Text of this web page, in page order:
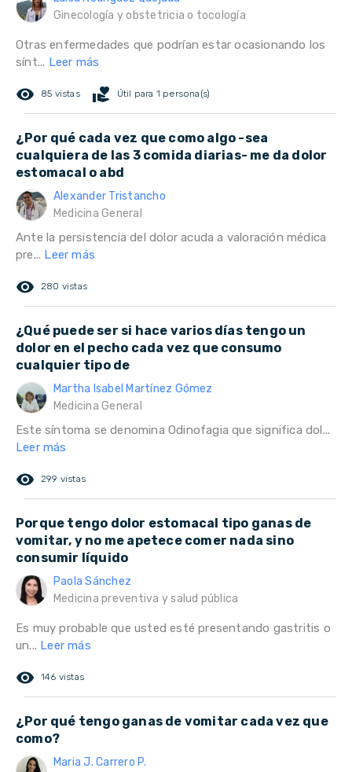
Ginecología y obstetricia o tocología
Otras enfermedades que podrían estar ocasionando los
sínt... Leer más
remove_red_eye 85 vistas volunteer_activism Útil para 1 persona(s)
¿Por qué cada vez que como algo -sea
cualquiera de las 3 comida diarias- me da dolor
estomacal o abd
Alexander Tristancho
Medicina General
Ante la persistencia del dolor acuda a valoración médica
pre... Leer más
remove_red_eye 280 vistas
¿Qué puede ser si hace varios días tengo un
dolor en el pecho cada vez que consumo
cualquier tipo de
Martha Isabel Martínez Gómez
Medicina General
Este síntoma se denomina Odinofagia que significa dol...
Leer más
remove_red_eye 299 vistas
Porque tengo dolor estomacal tipo ganas de
vomitar, y no me apetece comer nada sino
consumir líquido
Paola Sánchez
Medicina preventiva y salud pública
Es muy probable que usted esté presentando gastritis o
un... Leer más
remove_red_eye 146 vistas
¿Por qué tengo ganas de vomitar cada vez que
como?
Maria J. Carrero P.